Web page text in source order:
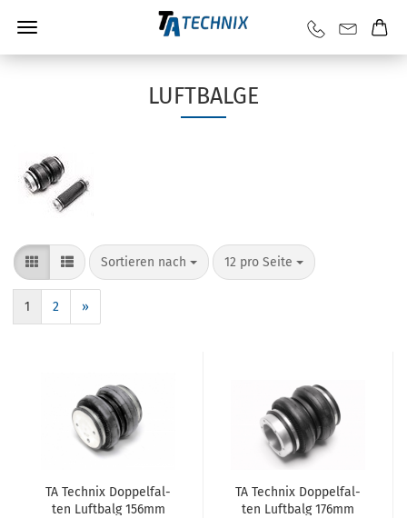
LUFTBALGE
Sortieren nach 12 pro Seite
1 2 »
TA Tech­nix Dop­pel­fal­
ten Luft­balg 156mm
TA Tech­nix Dop­pel­fal­
ten Luft­balg 176mm